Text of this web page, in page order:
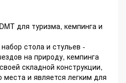
для туризма, кемпинга и
стола и стульев -
на природу, кемпинга
складной конструкции,
места и является легким для